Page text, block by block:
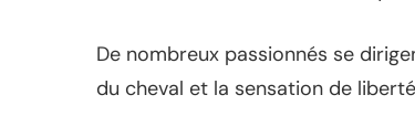
De nombreux passionnés se
du cheval et la sensation de